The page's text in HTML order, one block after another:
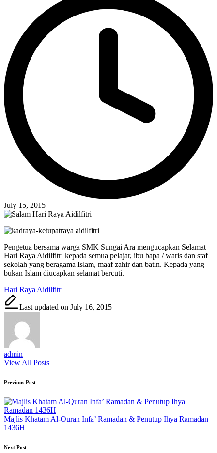
July 15, 2015
Pengetua bersama warga SMK Sungai Ara mengucapkan Selamat
Hari Raya Aidilfitri kepada semua pelajar, ibu bapa / waris dan staf
sekolah yang beragama Islam, maaf zahir dan batin. Kepada yang
bukan Islam diucapkan selamat bercuti.
Tags:
Hari Raya Aidilfitri
Last updated on July 16, 2015
admin
View All Posts
Post
navigation
Previous Post
Majlis Khatam Al-Quran Infa’ Ramadan & Penutup Ihya Ramadan
1436H
Next Post